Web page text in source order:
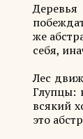
же
себя,
Лес
Глупцы:
всякий
это